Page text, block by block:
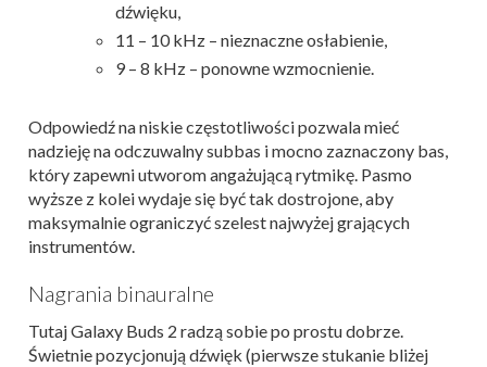
dźwięku,
11 – 10 kHz – nieznaczne osłabienie,
9 – 8 kHz – ponowne wzmocnienie.
Odpowiedź na niskie częstotliwości pozwala mieć
nadzieję na odczuwalny subbas i mocno zaznaczony bas,
który zapewni utworom angażującą rytmikę. Pasmo
wyższe z kolei wydaje się być tak dostrojone, aby
maksymalnie ograniczyć szelest najwyżej grających
instrumentów.
Nagrania binauralne
Tutaj Galaxy Buds 2 radzą sobie po prostu dobrze.
Świetnie pozycjonują dźwięk (pierwsze stukanie bliżej